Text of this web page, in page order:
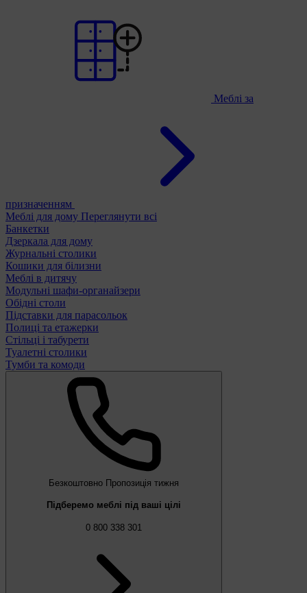
Меблі за
призначенням
Меблі для дому Переглянути всі
Банкетки
Дзеркала для дому
Журнальні столики
Кошики для білизни
Меблі в дитячу
Модульні шафи-органайзери
Обідні столи
Підставки для парасольок
Полиці та етажерки
Стільці і табурети
Туалетні столики
Тумби та комоди
Безкоштовно Пропозиція тижня
Підберемо меблі під ваші цілі
0 800 338 301